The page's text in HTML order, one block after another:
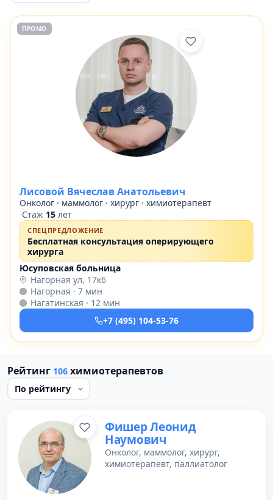
ПРОМО
Лисовой Вячеслав Анатольевич
Онколог · маммолог · хирург · химиотерапевт
·Стаж 15 лет
СПЕЦПРЕДЛОЖЕНИЕ
Бесплатная консультация оперирующего
хирурга
Юсуповская больница
Нагорная ул, 17к6
Нагорная · 7 мин
Нагатинская · 12 мин
+7 (495) 104-53-76
Рейтинг 106 химиотерапевтов
Фишер Леонид
Наумович
Онколог, маммолог, хирург,
химиотерапевт, паллиатолог